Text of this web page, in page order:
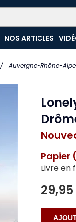
/ Auvergne-Rhône-
NOS ARTICLES
Papier
Livre en
29,95